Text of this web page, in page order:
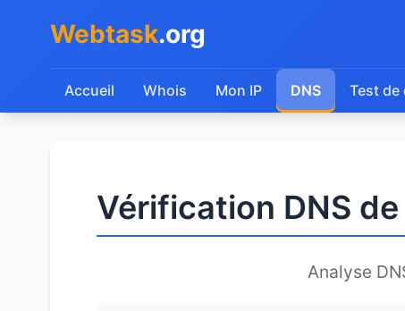
Webtask.org
Accueil Whois Mon IP DNS Test de
Vérification DNS
Analyse